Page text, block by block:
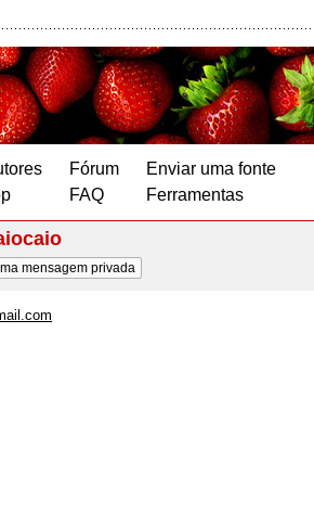
Fórum
FAQ
Enviar uma fonte
Ferramentas
mensagem privada